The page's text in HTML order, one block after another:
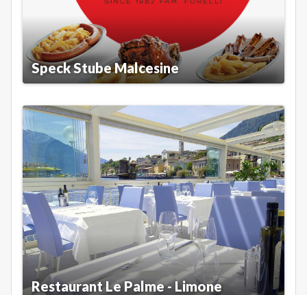
Speck Stube Malcesine
Restaurant Le Palme - Limone